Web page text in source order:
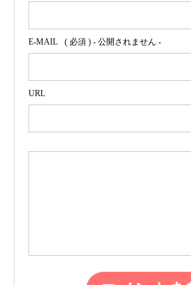
E-MAIL ( 必須 ) - 公開されません -
URL